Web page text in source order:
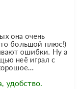
она очень
большой плюс!)
ошибки. Ну а
неё играл с
удобство.